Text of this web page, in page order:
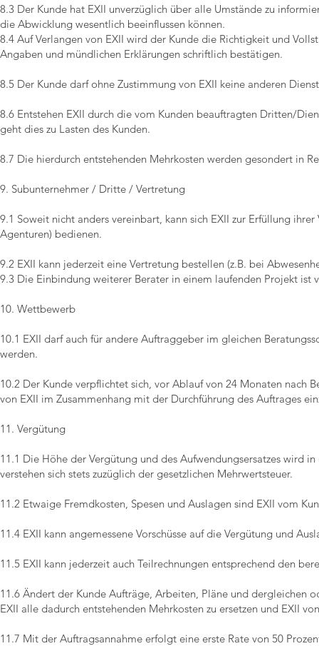
8.3 Der Kunde hat EXII unverzüglich über alle Umstände zu
die Abwicklung wesentlich beeinflussen können.
8.4 Auf Verlangen von EXII wird der Kunde die Richtigkeit und
Angaben und mündlichen Erklärungen schriftlich bestätigen.
8.5 Der Kunde darf ohne Zustimmung von EXII keine anderen
8.6 Entstehen EXII durch die vom Kunden beauftragten Dritten/
geht dies zu Lasten des Kunden.
8.7 Die hierdurch entstehenden Mehrkosten werden gesondert in
9. Subunternehmer / Dritte / Vertretung
9.1 Soweit nicht anders vereinbart, kann sich EXII zur Erfüllung
Agenturen) bedienen.
9.2 EXII kann jederzeit eine Vertretung bestellen (z.B. bei
9.3 Die Einbindung weiterer Berater in einem laufenden Projekt ist
10. Wettbewerb
10.1 EXII darf auch für andere Auftraggeber im gleichen
werden.
10.2 Der Kunde verpflichtet sich, vor Ablauf von 24 Monaten
von EXII im Zusammenhang mit der Durchführung des Auftrages
11. Vergütung
11.1 Die Höhe der Vergütung und des Aufwendungsersatzes wird
verstehen sich stets zuzüglich der gesetzlichen Mehrwertsteuer.
11.2 Etwaige Fremdkosten, Spesen und Auslagen sind EXII vom
11.4 EXII kann angemessene Vorschüsse auf die Vergütung und
11.5 EXII kann jederzeit auch Teilrechnungen entsprechend den
11.6 Ändert der Kunde Aufträge, Arbeiten, Pläne und dergleichen
EXII alle dadurch entstehenden Mehrkosten zu ersetzen und EXII
11.7 Mit der Auftragsannahme erfolgt eine erste Rate von 50